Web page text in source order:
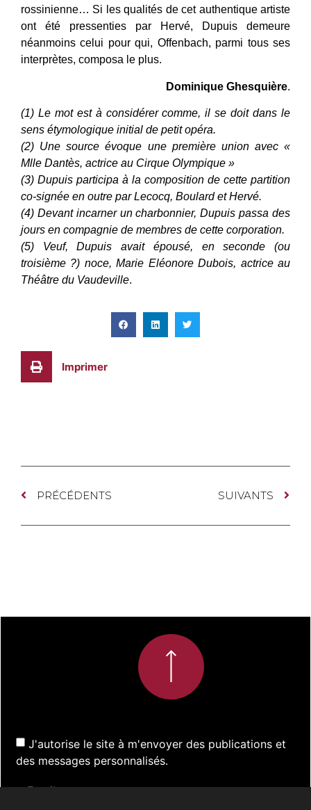
rossinienne… Si les qualités de cet authentique artiste
ont été pressenties par Hervé, Dupuis demeure
néanmoins celui pour qui, Offenbach, parmi tous ses
interprètes, composa le plus.
Dominique Ghesquière.
(1) Le mot est à considérer comme, il se doit dans le
sens étymologique initial de petit opéra.
(2) Une source évoque une première union avec «
Mlle Dantès, actrice au Cirque Olympique »
(3) Dupuis participa à la composition de cette partition
co-signée en outre par Lecocq, Boulard et Hervé.
(4) Devant incarner un charbonnier, Dupuis passa des
jours en compagnie de membres de cette corporation.
(5) Veuf, Dupuis avait épousé, en seconde (ou
troisième ?) noce, Marie Eléonore Dubois, actrice au
Théâtre du Vaudeville.
Imprimer
PRÉCÉDENTS SUIVANTS
J'autorise le site à m'envoyer des publications et
des messages personnalisés.